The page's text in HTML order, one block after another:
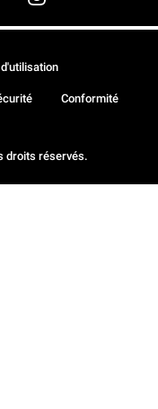
droits réservés.
Conformité